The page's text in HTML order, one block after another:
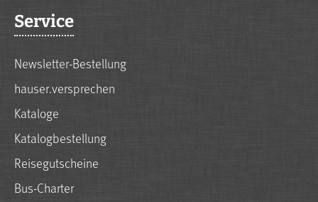
Service
Newsletter-Bestellung
hauser.versprechen
Kataloge
Katalogbestellung
Reisegutscheine
Bus-Charter